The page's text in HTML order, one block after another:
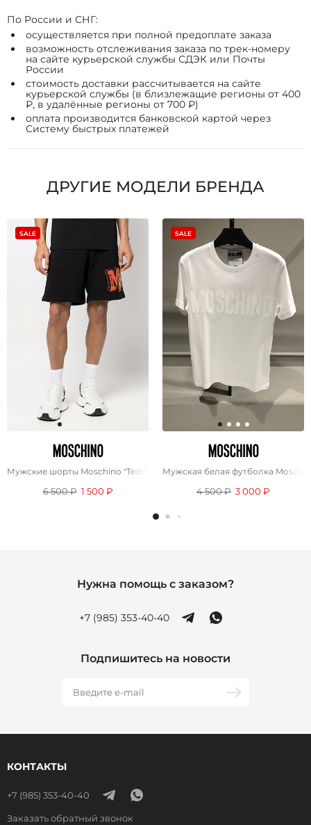
По России и СНГ:
осуществляется при полной предоплате заказа
возможность отслеживания заказа по трек-номеру
на сайте курьерской службы СДЭК или Почты
России
стоимость доставки рассчитывается на сайте
курьерской службы (в близлежащие регионы от 400
₽, в удалённые регионы от 700 ₽)
оплата производится банковской картой через
Систему быстрых платежей
ДРУГИЕ МОДЕЛИ БРЕНДА
SALE
Мужские шорты Moschino "Teddy Bear" - Black
6 500 ₽ 1 500 ₽
SALE
Мужская белая футболка
4 500 ₽ 3 000 ₽
Нужна помощь с заказом?
+7 (985) 353-40-40
Подпишитесь на новости
КОНТАКТЫ
+7 (985) 353-40-40
Заказать обратный звонок